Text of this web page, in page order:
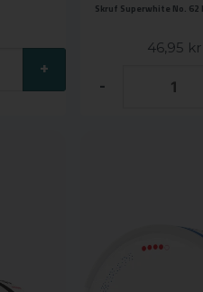
+
Skruf Superwhite No. 62
46,95 kr
-